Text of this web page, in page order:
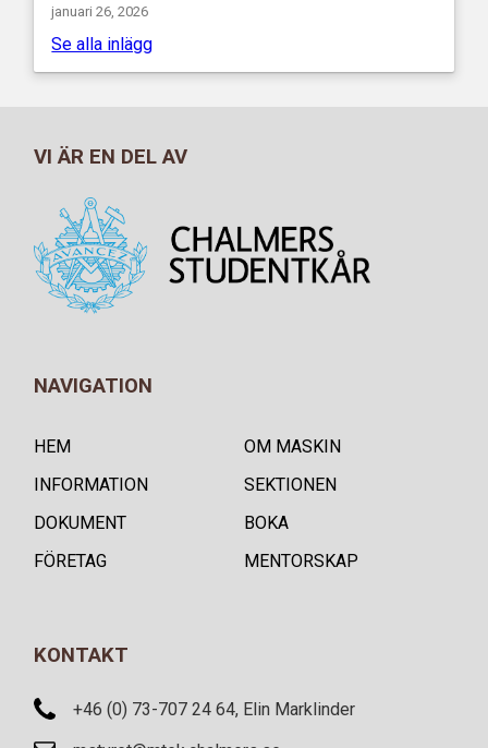
januari 26, 2026
Se alla inlägg
VI ÄR EN DEL AV
NAVIGATION
HEM
OM MASKIN
INFORMATION
SEKTIONEN
DOKUMENT
BOKA
FÖRETAG
MENTORSKAP
KONTAKT
+46 (0) 73-707 24 64, Elin Marklinder